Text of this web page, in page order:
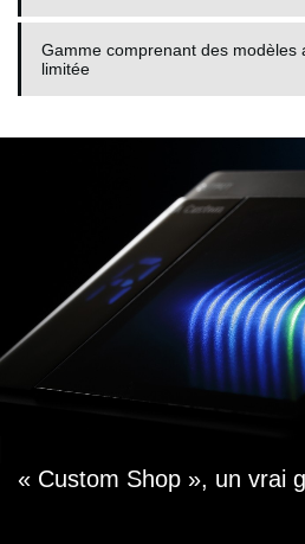
Gamme comprenant des modèles
limitée
« Custom Shop », un vrai